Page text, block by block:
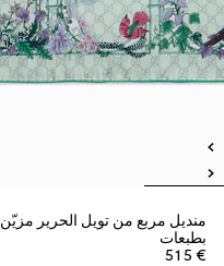
منديل مربع من تويل الحرير مزيّن
بطبعات
€ 515